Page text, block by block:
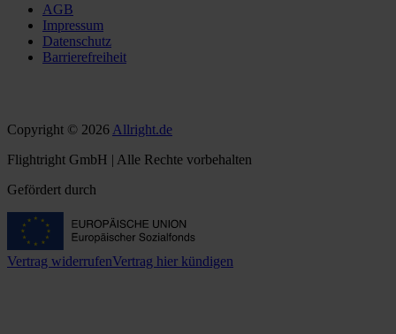
AGB
Impressum
Datenschutz
Barrierefreiheit
Copyright © 2026 Allright.de
Flightright GmbH | Alle Rechte vorbehalten
Gefördert durch
Vertrag widerrufenVertrag hier kündigen